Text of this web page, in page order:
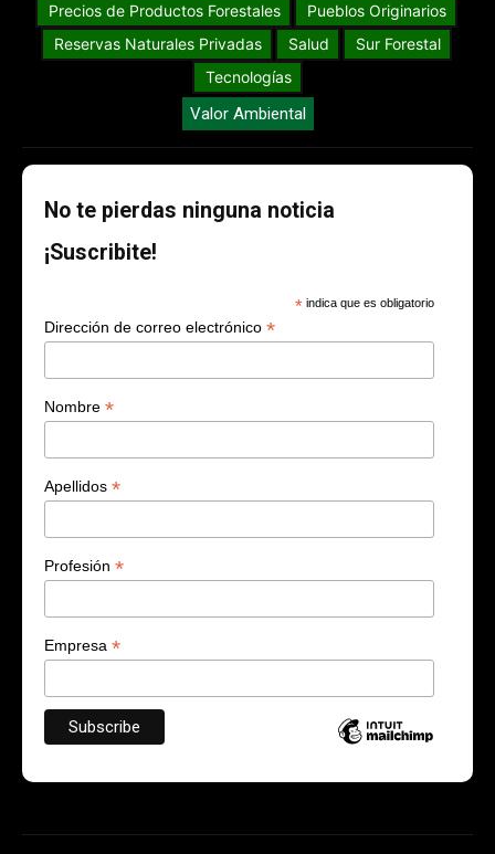
Precios de Productos Forestales
Pueblos Originarios
Reservas Naturales Privadas
Salud
Sur Forestal
Tecnologías
Valor Ambiental
No te pierdas ninguna noticia
¡Suscribite!
* indica que es obligatorio
Dirección de correo electrónico *
Nombre *
Apellidos *
Profesión *
Empresa *